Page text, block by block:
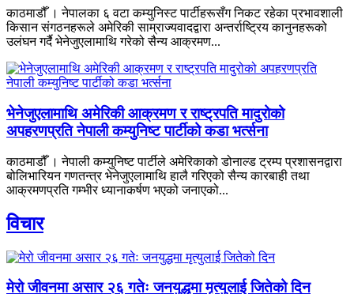
काठमाडौँ । नेपालका ६ वटा कम्युनिस्ट पार्टीहरूसँग निकट रहेका प्रभावशाली
किसान संगठनहरूले अमेरिकी साम्राज्यवादद्वारा अन्तर्राष्ट्रिय कानुनहरूको
उलंघन गर्दै भेनेजुएलामाथि गरेको सैन्य आक्रमण...
भेनेजुएलामाथि अमेरिकी आक्रमण र राष्ट्रपति मादुरोको
अपहरणप्रति नेपाली कम्युनिष्ट पार्टीको कडा भर्त्सना
काठमाडौँ । नेपाली कम्युनिष्ट पार्टीले अमेरिकाको डोनाल्ड ट्रम्प प्रशासनद्वारा
बोलिभारियन गणतन्त्र भेनेजुएलामाथि हालै गरिएको सैन्य कारबाही तथा
आक्रमणप्रति गम्भीर ध्यानाकर्षण भएको जनाएको...
विचार
मेरो जीवनमा असार २६ गतेः जनयुद्धमा मृत्युलाई जितेको दिन